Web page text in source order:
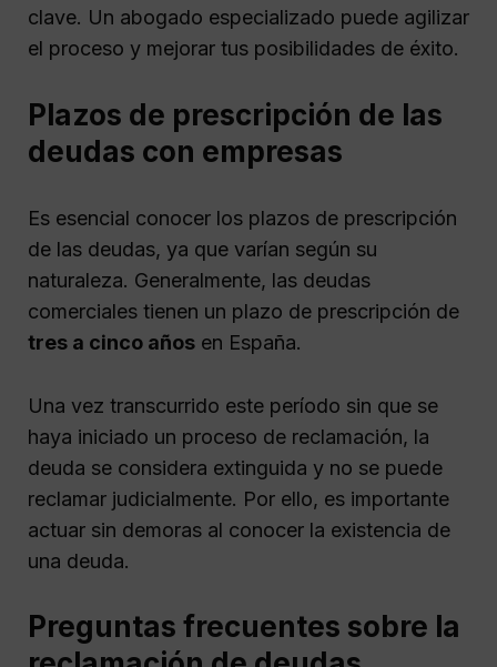
clave. Un abogado especializado puede agilizar
el proceso y mejorar tus posibilidades de éxito.
Plazos de prescripción de las
deudas con empresas
Es esencial conocer los plazos de prescripción
de las deudas, ya que varían según su
naturaleza. Generalmente, las deudas
comerciales tienen un plazo de prescripción de
tres a cinco años en España.
Una vez transcurrido este período sin que se
haya iniciado un proceso de reclamación, la
deuda se considera extinguida y no se puede
reclamar judicialmente. Por ello, es importante
actuar sin demoras al conocer la existencia de
una deuda.
Preguntas frecuentes sobre la